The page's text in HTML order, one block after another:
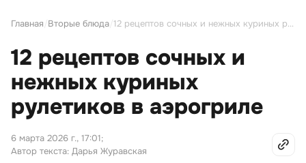
Главная Вторые блюда 12 рецептов сочных и нежных куриных рулетиков в аэрогриле
12 рецептов сочных и
нежных куриных
рулетиков в аэрогриле
6 марта 2026 г., 17:01;
Автор текста: Дарья Журавская